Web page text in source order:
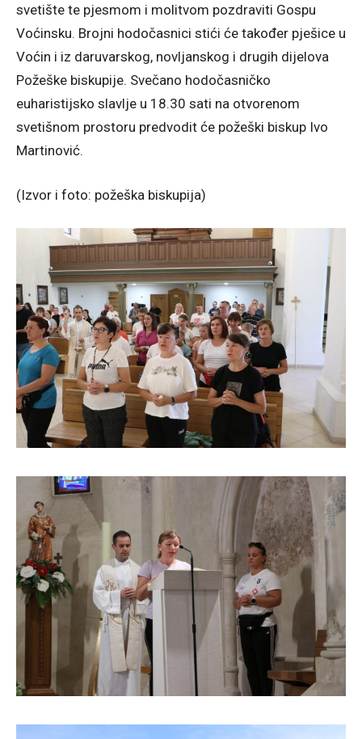
svetište te pjesmom i molitvom pozdraviti Gospu
Voćinsku. Brojni hodočasnici stići će također pješice u
Voćin i iz daruvarskog, novljanskog i drugih dijelova
Požeške biskupije. Svečano hodočasničko
euharistijsko slavlje u 18.30 sati na otvorenom
svetišnom prostoru predvodit će požeški biskup Ivo
Martinović.
(Izvor i foto: požeška biskupija)